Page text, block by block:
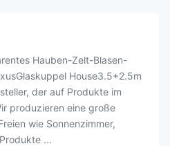
Hauben-Zelt-Blasen-
House3.5+2.5m
der auf Produkte im
produzieren eine große
wie Sonnenzimmer,
...